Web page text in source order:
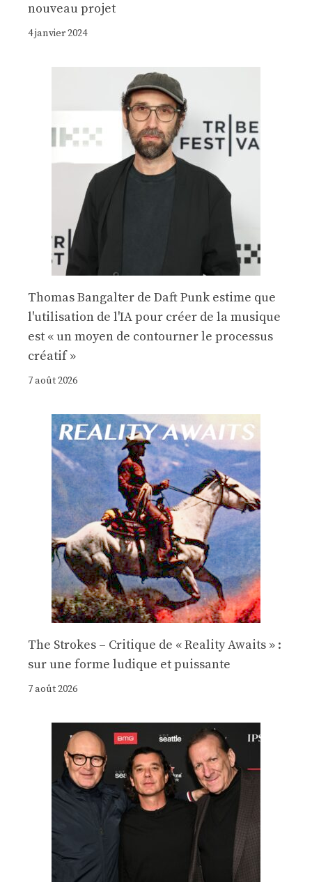
nouveau projet
4 janvier 2024
Thomas Bangalter de Daft Punk estime que
l'utilisation de l'IA pour créer de la musique
est « un moyen de contourner le processus
créatif »
7 août 2026
The Strokes – Critique de « Reality Awaits » :
sur une forme ludique et puissante
7 août 2026